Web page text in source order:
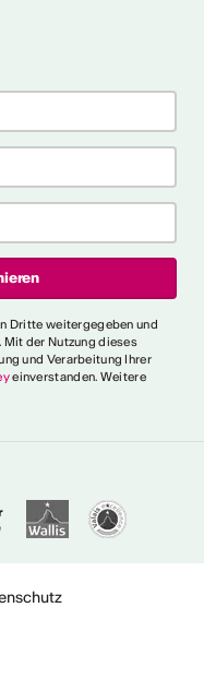
Dritte weitergegeben und
der Nutzung dieses
und Verarbeitung Ihrer
einverstanden. Weitere